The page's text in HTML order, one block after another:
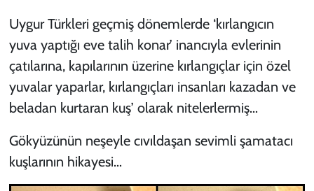
Uygur Türkleri geçmiş dönemlerde ‘kırlangıcın
yuva yaptığı eve talih konar’ inancıyla evlerinin
çatılarına, kapılarının üzerine kırlangıçlar için özel
yuvalar yaparlar, kırlangıçları insanları kazadan ve
beladan kurtaran kuş’ olarak nitelerlermiş…
Gökyüzünün neşeyle cıvıldaşan sevimli şamatacı
kuşlarının hikayesi…